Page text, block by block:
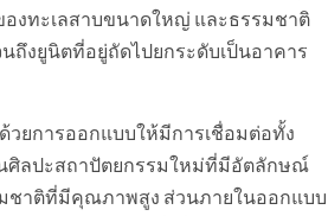
งทะเลสาบขนาดใหญ่ และธรรมชาติ
ถึงยูนิตที่อยู่ถัดไปยกระดับเป็นอาคาร
วยการออกแบบให้มีการเชื่อมต่อทั้ง
นศิลปะสถาปัตยกรรมใหม่ที่มีอัตลักษณ์
มชาติที่มีคุณภาพสูง ส่วนภายในออกแบบ